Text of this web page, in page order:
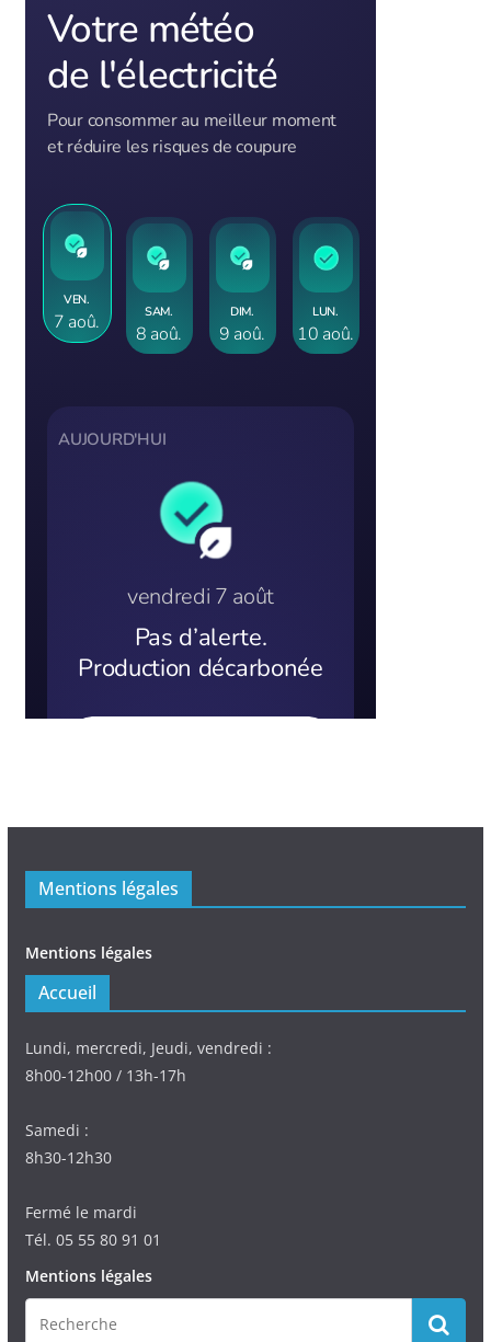
Mentions légales
Mentions légales
Accueil
Lundi, mercredi, Jeudi, vendredi :
8h00-12h00 / 13h-17h
Samedi :
8h30-12h30
Fermé le mardi
Tél. 05 55 80 91 01
Mentions légales